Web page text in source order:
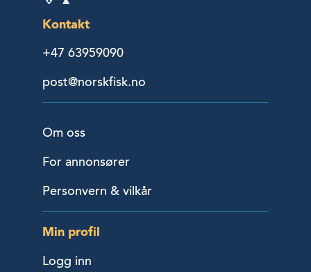
Kontakt
+47 63959090
post@norskfisk.no
Om oss
For annonsører
Personvern & vilkår
Min profil
Logg inn